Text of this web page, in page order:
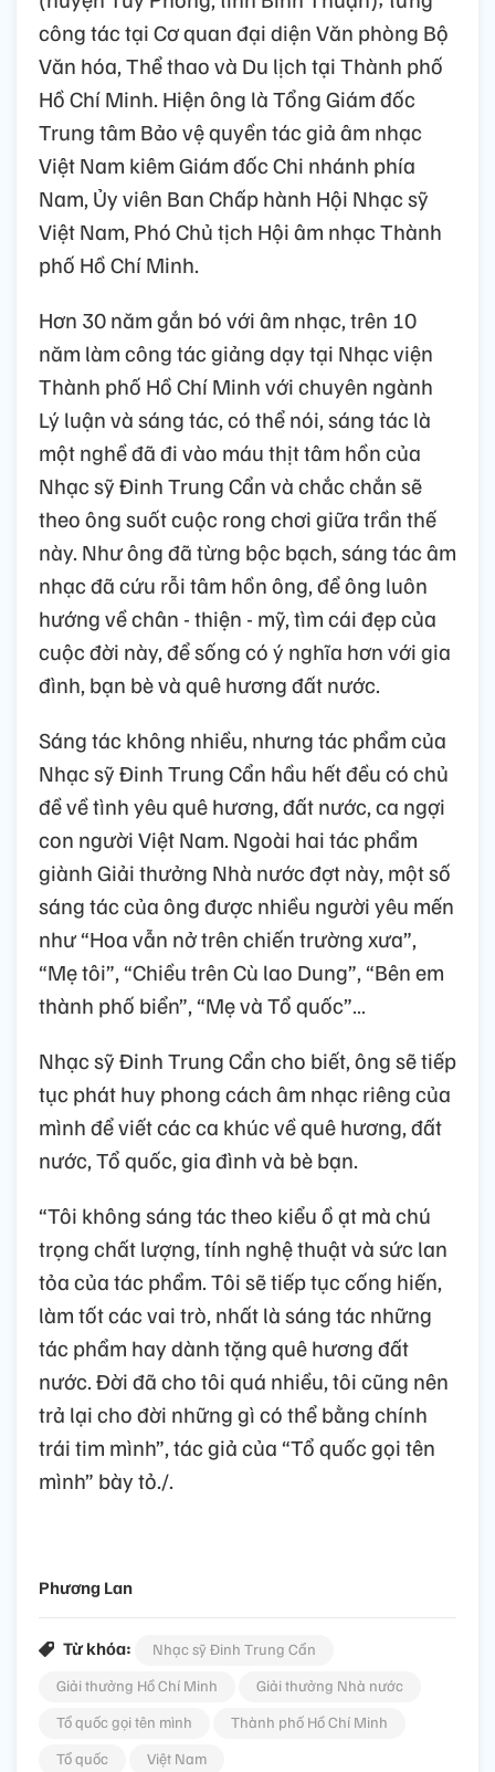
công tác tại Cơ quan đại diện Văn phòng Bộ
Văn hóa, Thể thao và Du lịch tại Thành phố
Hồ Chí Minh. Hiện ông là Tổng Giám đốc
Trung tâm Bảo vệ quyền tác giả âm nhạc
Việt Nam kiêm Giám đốc Chi nhánh phía
Nam, Ủy viên Ban Chấp hành Hội Nhạc sỹ
Việt Nam, Phó Chủ tịch Hội âm nhạc Thành
phố Hồ Chí Minh.
Hơn 30 năm gắn bó với âm nhạc, trên 10
năm làm công tác giảng dạy tại Nhạc viện
Thành phố Hồ Chí Minh với chuyên ngành
Lý luận và sáng tác, có thể nói, sáng tác là
một nghề đã đi vào máu thịt tâm hồn của
Nhạc sỹ Đinh Trung Cẩn và chắc chắn sẽ
theo ông suốt cuộc rong chơi giữa trần thế
này. Như ông đã từng bộc bạch, sáng tác âm
nhạc đã cứu rỗi tâm hồn ông, để ông luôn
hướng về chân - thiện - mỹ, tìm cái đẹp của
cuộc đời này, để sống có ý nghĩa hơn với gia
đình, bạn bè và quê hương đất nước.
Sáng tác không nhiều, nhưng tác phẩm của
Nhạc sỹ Đinh Trung Cẩn hầu hết đều có chủ
đề về tình yêu quê hương, đất nước, ca ngợi
con người Việt Nam. Ngoài hai tác phẩm
giành Giải thưởng Nhà nước đợt này, một số
sáng tác của ông được nhiều người yêu mến
như “Hoa vẫn nở trên chiến trường xưa”,
“Mẹ tôi”, “Chiều trên Cù lao Dung”, “Bên em
thành phố biển”, “Mẹ và Tổ quốc”…
Nhạc sỹ Đinh Trung Cẩn cho biết, ông sẽ tiếp
tục phát huy phong cách âm nhạc riêng của
mình để viết các ca khúc về quê hương, đất
nước, Tổ quốc, gia đình và bè bạn.
“Tôi không sáng tác theo kiểu ồ ạt mà chú
trọng chất lượng, tính nghệ thuật và sức lan
tỏa của tác phẩm. Tôi sẽ tiếp tục cống hiến,
làm tốt các vai trò, nhất là sáng tác những
tác phẩm hay dành tặng quê hương đất
nước. Đời đã cho tôi quá nhiều, tôi cũng nên
trả lại cho đời những gì có thể bằng chính
trái tim mình”, tác giả của “Tổ quốc gọi tên
mình” bày tỏ./.
Phương Lan
Từ khóa:
Nhạc sỹ Đinh Trung Cẩn
Giải thưởng Hồ Chí Minh
Giải thưởng Nhà nước
Tổ quốc gọi tên mình
Thành phố Hồ Chí Minh
Tổ quốc
Việt Nam